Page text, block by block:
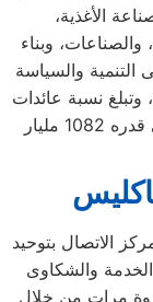
الأغذية،
والصناعات، وبناء
التنمية والسياسة
وتبلغ نسبة عائدات
الشركة 17% من عائدات البلاد، بمبلغ إجمالي قدره 1082 مليار
01207619993 ، قام مركز الاتصال بتوحيد
والشكاوى
الذروة مرات من خلال